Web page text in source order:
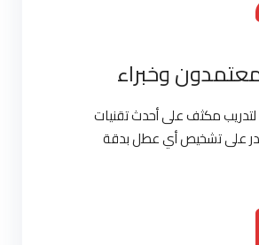
وخبراء
مكثف على أحدث تقنيات
على تشخيص أي عطل بدقة